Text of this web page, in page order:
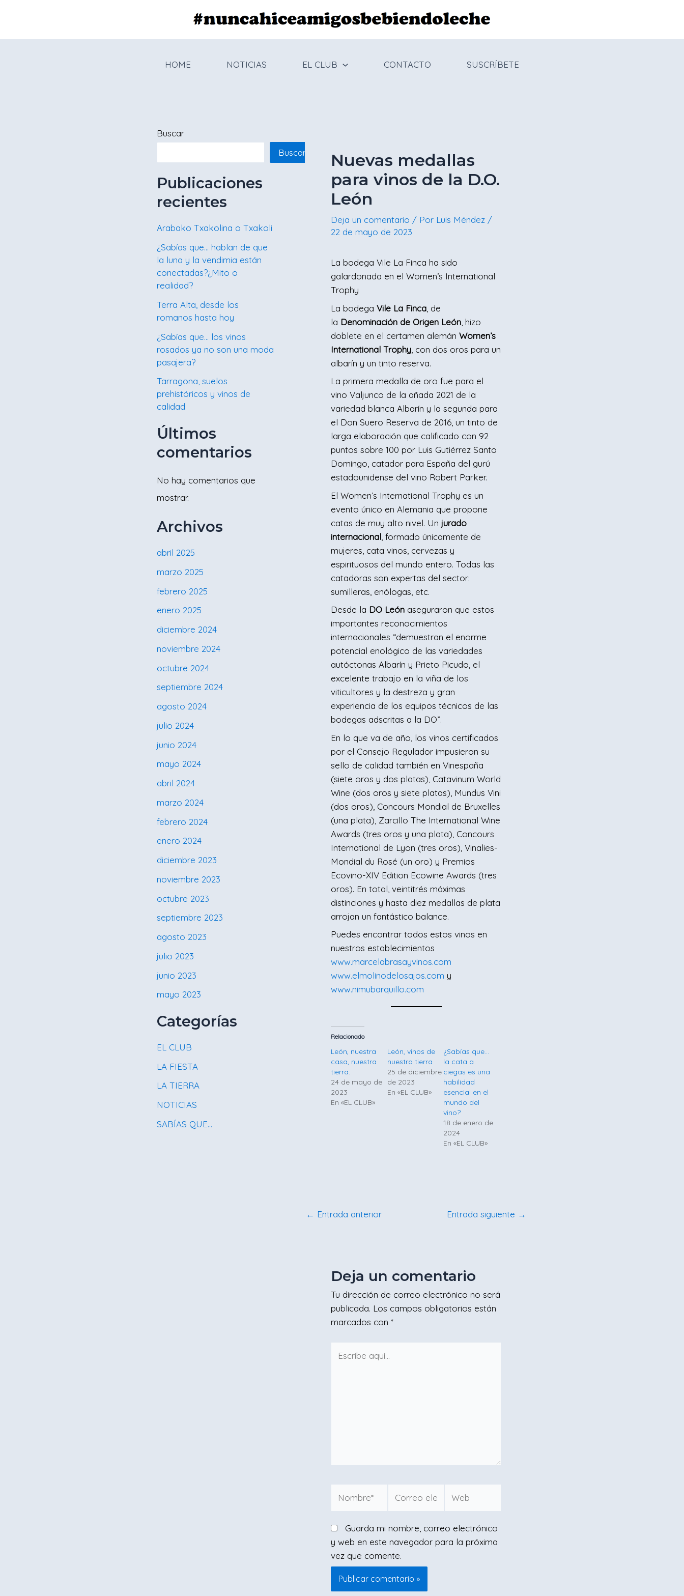
HOME NOTICIAS EL CLUB CONTACTO SUSCRÍBETE
Buscar
Buscar
Publicaciones
recientes
Arabako Txakolina o Txakoli
¿Sabías que… hablan de que
la luna y la vendimia están
conectadas?¿Mito o
realidad?
Terra Alta, desde los
romanos hasta hoy
¿Sabías que… los vinos
rosados ya no son una moda
pasajera?
Tarragona, suelos
prehistóricos y vinos de
calidad
Últimos
comentarios
No hay comentarios que
mostrar.
Archivos
abril 2025
marzo 2025
febrero 2025
enero 2025
diciembre 2024
noviembre 2024
octubre 2024
septiembre 2024
agosto 2024
julio 2024
junio 2024
mayo 2024
abril 2024
marzo 2024
febrero 2024
enero 2024
diciembre 2023
noviembre 2023
octubre 2023
septiembre 2023
agosto 2023
julio 2023
junio 2023
mayo 2023
Categorías
EL CLUB
LA FIESTA
LA TIERRA
NOTICIAS
SABÍAS QUE…
Nuevas medallas
para vinos de la D.O.
León
Deja un comentario / Por Luis Méndez /
22 de mayo de 2023
La bodega Vile La Finca ha sido
galardonada en el Women’s International
Trophy
La bodega Vile La Finca , de
la Denominación de Origen León , hizo
doblete en el certamen alemánWomen’s
International Trophy , con dos oros para un
albarín y un tinto reserva.
La primera medalla de oro fue para el
vino Valjunco de la añada 2021 de la
variedad blanca Albarín y la segunda para
el Don Suero Reserva de 2016, un tinto de
larga elaboración que calificado con 92
puntos sobre 100 por Luis Gutiérrez Santo
Domingo, catador para España del gurú
estadounidense del vino Robert Parker.
El Women’s International Trophy es un
evento único en Alemania que propone
catas de muy alto nivel. Un jurado
internacional , formado únicamente de
mujeres, cata vinos, cervezas y
espirituosos del mundo entero. Todas las
catadoras son expertas del sector:
sumilleras, enólogas, etc.
Desde la DO León aseguraron que estos
importantes reconocimientos
internacionales “demuestran el enorme
potencial enológico de las variedades
autóctonas Albarín y Prieto Picudo, el
excelente trabajo en la viña de los
viticultores y la destreza y gran
experiencia de los equipos técnicos de las
bodegas adscritas a la DO”.
En lo que va de año, los vinos certificados
por el Consejo Regulador impusieron su
sello de calidad también en Vinespaña
(siete oros y dos platas), Catavinum World
Wine (dos oros y siete platas), Mundus Vini
(dos oros), Concours Mondial de Bruxelles
(una plata), Zarcillo The International Wine
Awards (tres oros y una plata), Concours
International de Lyon (tres oros), Vinalies-
Mondial du Rosé (un oro) y Premios
Ecovino-XIV Edition Ecowine Awards (tres
oros). En total, veintitrés máximas
distinciones y hasta diez medallas de plata
arrojan un fantástico balance.
Puedes encontrar todos estos vinos en
nuestros establecimientos
www.marcelabrasayvinos.com
www.elmolinodelosajos.com y
www.nimubarquillo.com
Relacionado
León, nuestra
casa, nuestra
tierra.
24 de mayo de
2023
En «EL CLUB»
León, vinos de
nuestra tierra
25 de diciembre
de 2023
En «EL CLUB»
¿Sabías que…
la cata a
ciegas es una
habilidad
esencial en el
mundo del
vino?
18 de enero de
2024
En «EL CLUB»
de
← Entrada anterior Entrada siguiente →
Deja un comentario
Tu dirección de correo electrónico no será
publicada. Los campos obligatorios están
marcados con*
aquí...
electrónico*
Guarda mi nombre, correo electrónico
y web en este navegador para la próxima
vez que comente.